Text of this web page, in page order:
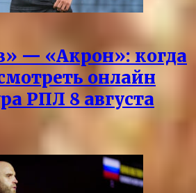
— «Акрон»: когда
онлайн
РПЛ 8 августа